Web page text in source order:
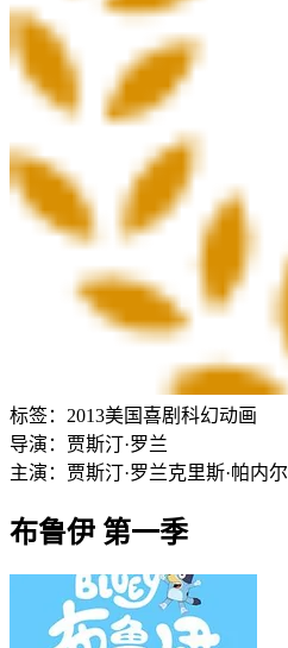
标签： 2013美国喜剧 科幻动画
导演： 贾斯汀·罗兰
主演： 贾斯汀·罗兰克里斯·帕内尔
布鲁伊 第一季